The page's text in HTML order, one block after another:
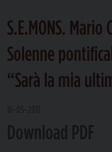
S.E.MONS. Mario
Solenne
“Sarà la mia